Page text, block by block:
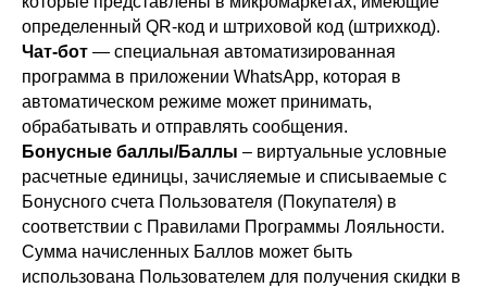
определенный QR-код и штриховой код (штрихкод).
Чат-бот — специальная автоматизированная
программа в приложении WhatsApp, которая в
автоматическом режиме может принимать,
обрабатывать и отправлять сообщения.
Бонусные баллы/Баллы – виртуальные условные
расчетные единицы, зачисляемые и списываемые с
Бонусного счета Пользователя (Покупателя) в
соответствии с Правилами Программы Лояльности.
Сумма начисленных Баллов может быть
использована Пользователем для получения скидки в